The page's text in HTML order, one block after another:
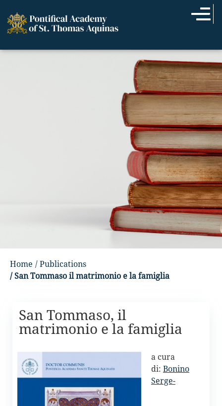
Home / Publications
/ San Tommaso il matrimonio e la famiglia
San Tommaso, il
matrimonio e la famiglia
a cura
di: Bonino
Serge-